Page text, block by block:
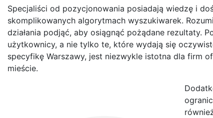
Specjaliści od pozycjonowania posiadają wiedzę i
skomplikowanych algorytmach wyszukiwarek.
działania podjąć, aby osiągnąć pożądane rezultaty.
użytkownicy, a nie tylko te, które wydają się
specyfikę Warszawy, jest niezwykle istotna dla firm
mieście.